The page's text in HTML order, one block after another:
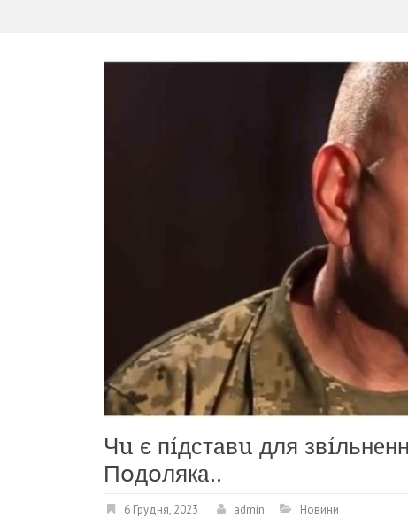
Чu є пíдcтaвu для
Пօдօлякa..
6 Грудня, 2023 admin Новини